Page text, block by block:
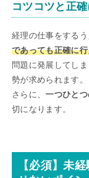
コツコツと正
経理の仕事をするう
であっても正確に
問題に発展してし
勢が求められます。
さらに、一つひと
切になります。
【必須】未